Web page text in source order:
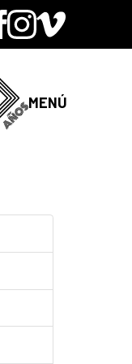
Instagram
Vimeo
MENÚ